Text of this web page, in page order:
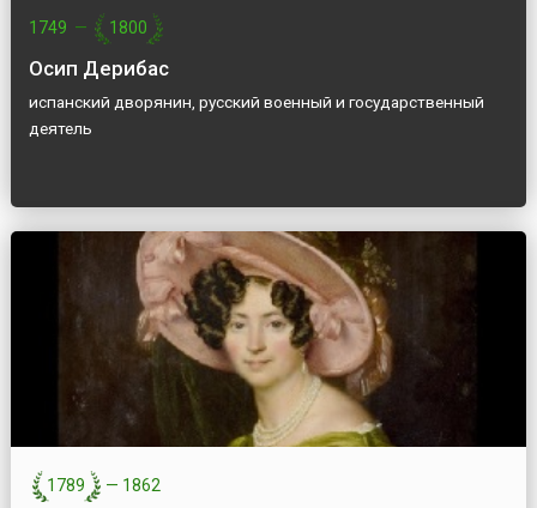
1749 — 1800
Осип Дерибас
испанский дворянин, русский военный и государственный
деятель
1789 — 1862